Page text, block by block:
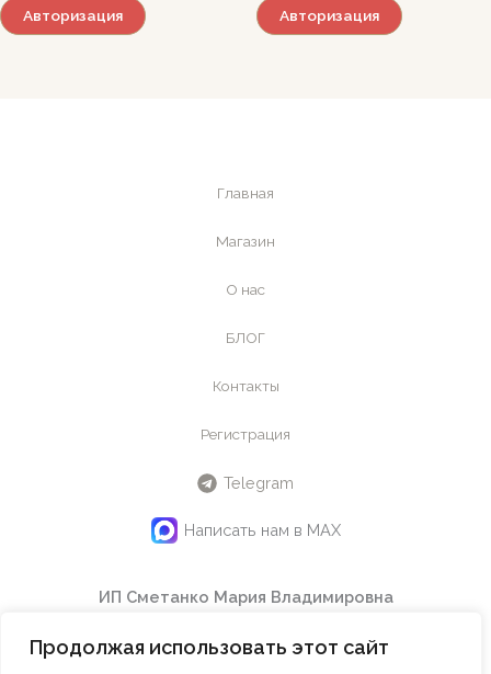
Продолжая использовать этот сайт
Авторизация Авторизация
Главная
Магазин
О нас
БЛОГ
Контакты
Регистрация
Telegram
Написать нам в MAX
ИП Сметанко Мария Владимировна
ОГРНИП324508100614750